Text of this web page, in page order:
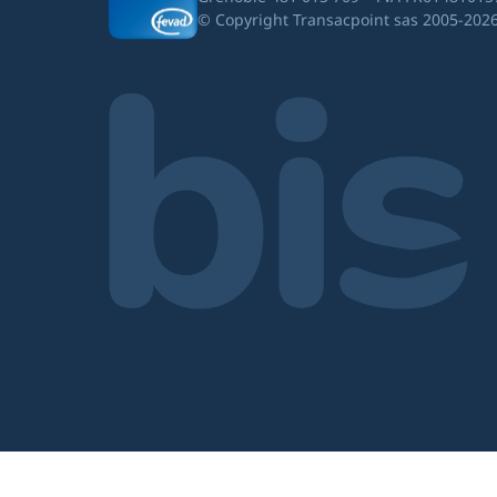
© Copyright Transacpoint sas 2005-